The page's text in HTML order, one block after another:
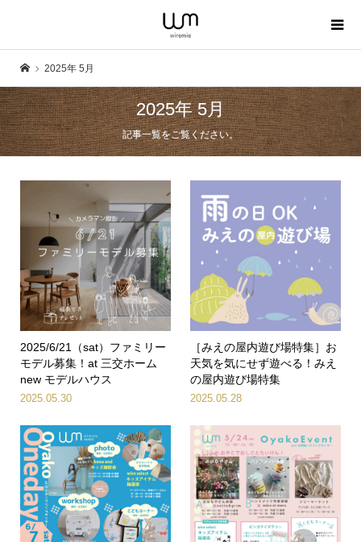
2025年 5月
2025年 5月
記事一覧をご覧ください。
2025/6/21（sat）ファミリー
モデル募集！at 三交ホーム
new モデルハウス
2025.05.30
［みえの屋内遊び場特集］お
天気を気にせず遊べる！みえ
の屋内遊び場特集
2025.05.28